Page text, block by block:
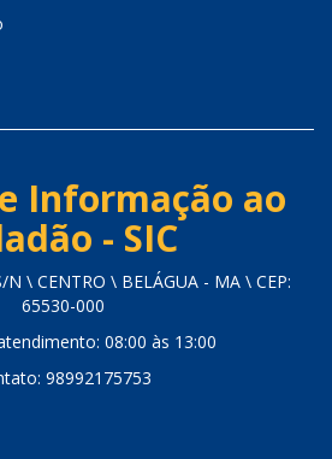
Informação ao
- SIC
N \ CENTRO \ BELÁGUA - MA \ CEP:
65530-000
08:00 às 13:00
98992175753